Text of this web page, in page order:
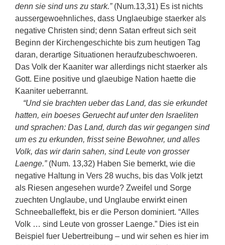
denn sie sind uns zu stark.”(Num.13,31) Es ist nichts
aussergewoehnliches, dass Unglaeubige staerker als
negative Christen sind; denn Satan erfreut sich seit
Beginn der Kirchengeschichte bis zum heutigen Tag
daran, derartige Situationen heraufzubeschwoeren.
Das Volk der Kaaniter war allerdings nicht staerker als
Gott. Eine positive und glaeubige Nation haette die
Kaaniter ueberrannt.
“Und sie brachten ueber das Land, das sie erkundet
hatten, ein boeses Geruecht auf unter den Israeliten
und sprachen: Das Land, durch das wir gegangen sind
um es zu erkunden, frisst seine Bewohner, und alles
Volk, das wir darin sahen, sind Leute von grosser
Laenge.”(Num. 13,32) Haben Sie bemerkt, wie die
negative Haltung in Vers 28 wuchs, bis das Volk jetzt
als Riesen angesehen wurde? Zweifel und Sorge
zuechten Unglaube, und Unglaube erwirkt einen
Schneeballeffekt, bis er die Person dominiert. “Alles
Volk … sind Leute von grosser Laenge.” Dies ist ein
Beispiel fuer Uebertreibung – und wir sehen es hier im